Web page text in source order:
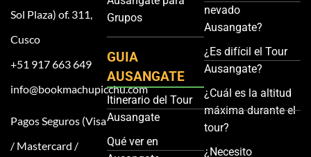
Sol Plaza) of. 311,
Cusco
+51 917 663 649
info@bookmachupicchu.com
Pagos Seguros (Visa
/ Mastercard /
Grupos
GUIA
AUSANGATE
Itinerario del Tour
Ausangate
Qué ver en
nevado
Ausangate?
¿Es difícil el Tour
Ausangate?
¿Cuál es la altitud
máxima durante el
tour?
¿Necesito